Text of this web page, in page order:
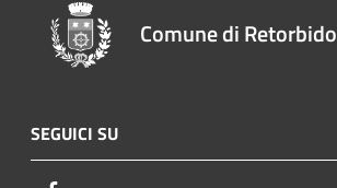
Comune di Retorbido
SEGUICI SU